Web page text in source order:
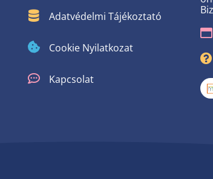
Adatvédelmi Tájékoztató
Cookie Nyilatkozat
Kapcsolat